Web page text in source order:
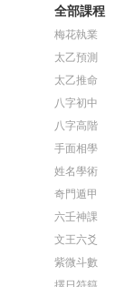
全部課程
梅花執業
太乙預測
太乙推命
八字初中
八字高階
手面相學
姓名學術
奇門遁甲
六壬神課
文王六爻
紫微斗數
擇日符籙